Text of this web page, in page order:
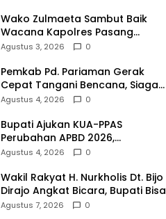
Wako Zulmaeta Sambut Baik
Wacana Kapolres Pasang
Kamera Pantau Lalin
Agustus 3, 2026 0
Pemkab Pd. Pariaman Gerak
Cepat Tangani Bencana, Siaga
Cuaca Ekstrem
Agustus 4, 2026 0
Bupati Ajukan KUA-PPAS
Perubahan APBD 2026,
Pendapatan Pasbar Naik 15
Agustus 4, 2026 0
Wakil Rakyat H. Nurkholis Dt. Bijo
Dirajo Angkat Bicara, Bupati Bisa
Digugat
Agustus 7, 2026 0